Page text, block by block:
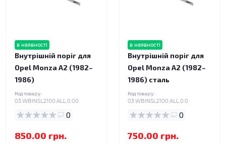
в наявності
Внутрішній поріг для
Opel Monza A2 (1982–
1986)
Код товару:
03.WBINSL2100.ALL.0.00
0
850.00 грн.
в наявності
Внутрішній поріг для
Opel Monza A2 (1982–
1986) сталь
Код товару:
03.WBINSL2100.ALL.0.0
0
750.00 грн.